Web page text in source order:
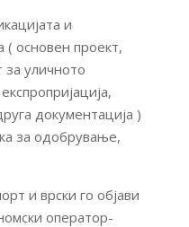
и
( основен проект,
за уличното
документација )
за одобрување,
и врски го објави
оператор-